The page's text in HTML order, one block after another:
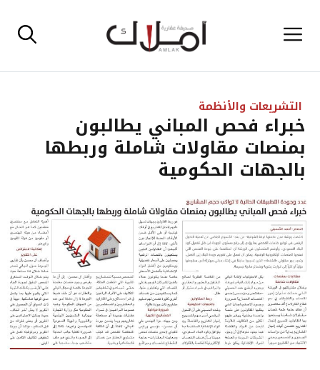
إلى القائمة
التشريعات والأنظمة
خبراء فحص المباني يطالبون
بمنصات مقاولات شاملة وربطها
بالجهات الحكومية